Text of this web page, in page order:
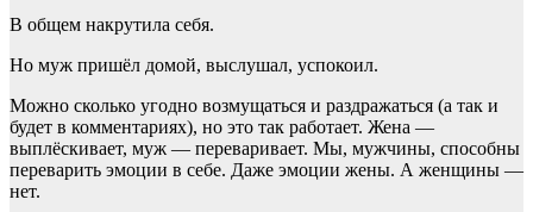
В общем накрутила себя.
Но муж пришёл домой, выслушал, успокоил.
Можно сколько угодно возмущаться и раздражаться (а так и
будет в комментариях), но это так работает. Жена —
выплёскивает, муж — переваривает. Мы, мужчины, способны
переварить эмоции в себе. Даже эмоции жены. А женщины —
нет.